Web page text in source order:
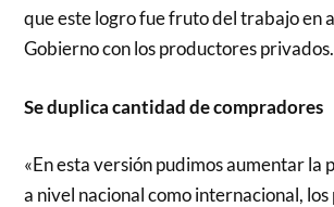
que este logro fue fruto del trabajo en
Gobierno con los productores privados.
Se duplica cantidad de compradores
«En esta versión pudimos aumentar la
a nivel nacional como internacional,